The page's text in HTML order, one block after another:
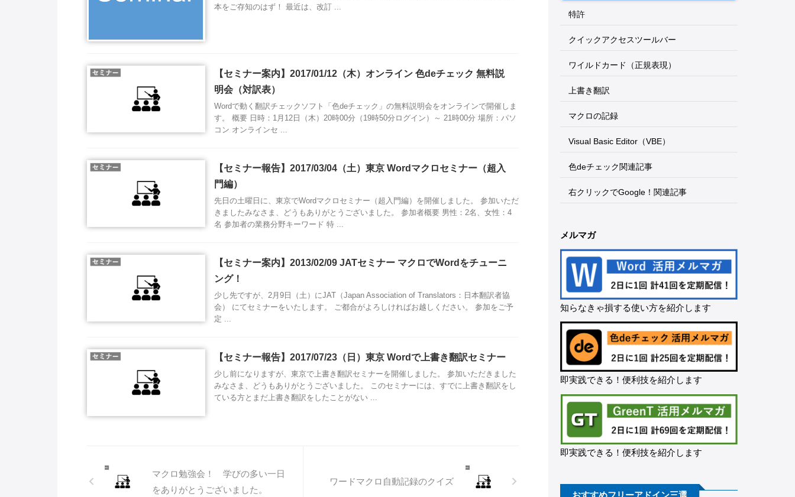
本をご存知のはず！ 最近は、改訂 ...
【セミナー案内】2017/01/12（木）オンライン 色deチェック 無料説
明会（対訳表）
Wordで動く翻訳チェックソフト「色deチェック」の無料説明会をオンラインで開催しま
す。 概要 日時：1月12日（木）20時00分（19時50分ログイン）～ 21時00分 場所：パソ
コン オンラインセ ...
【セミナー報告】2017/03/04（土）東京 Wordマクロセミナー（超入
門編）
先日の土曜日に、東京でWordマクロセミナー（超入門編）を開催しました。 参加いただ
きましたみなさま、どうもありがとうございました。 参加者概要 男性：2名、女性：4
名 参加者の業務分野キーワード 特 ...
【セミナー案内】2013/02/09 JATセミナー マクロでWordをチューニ
ング！
少し先ですが、2月9日（土）にJAT（Japan Association of Translators：日本翻訳者協
会） にてセミナーをいたします。 ご都合がよろしければお越しください。 参加をご予
定 ...
【セミナー報告】2017/07/23（日）東京 Wordで上書き翻訳セミナー
少し前になりますが、東京で上書き翻訳セミナーを開催しました。 参加いただきました
みなさま、どうもありがとうございました。 このセミナーには、すでに上書き翻訳をし
ている方とまだ上書き翻訳をしたことがない ...
マクロ勉強会！ 学びの多い一日
をありがとうございました。
ワードマクロ自動記録のクイズ
特許
クイックアクセスツールバー
ワイルドカード（正規表現）
上書き翻訳
マクロの記録
Visual Basic Editor（VBE）
色deチェック関連記事
右クリックでGoogle！関連記事
メルマガ
知らなきゃ損する使い方を紹介します
即実践できる！便利技を紹介します
即実践できる！便利技を紹介します
おすすめフリーアドイン三選